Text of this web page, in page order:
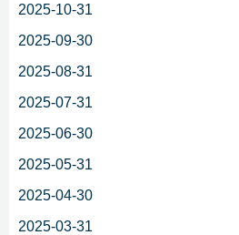
2025-10-31
2025-09-30
2025-08-31
2025-07-31
2025-06-30
2025-05-31
2025-04-30
2025-03-31